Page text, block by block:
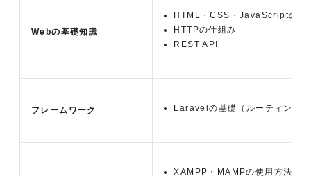
Webの基礎知識
HTML・CSS・JavaScriptの基
HTTPの仕組み
REST API
フレームワーク Laravelの基礎（ルーティング
XAMPP・MAMPの使用方法